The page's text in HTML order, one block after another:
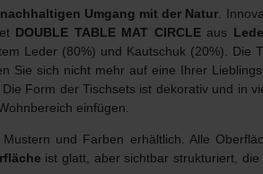
nachhaltigen Umgang mit der Natur.
DOUBLE TABLE MAT CIRCLEaus
Leder (80%) und Kautschuk (20%). Die
Sie sich nicht mehr auf eine Ihrer
Form der Tischsets ist dekorativ und in
einfügen.
und Farben erhältlich. Alle
ist glatt, aber sichtbar strukturiert,